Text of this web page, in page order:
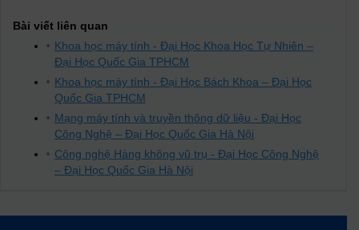
Bài viết liên quan
Khoa học máy tính - Đại Học Khoa Học Tự Nhiên –
Đại Học Quốc Gia TPHCM
Khoa học máy tính - Đại Học Bách Khoa – Đại Học
Quốc Gia TPHCM
Mạng máy tính và truyền thông dữ liệu - Đại Học
Công Nghệ – Đại Học Quốc Gia Hà Nội
Công nghệ Hàng không vũ trụ - Đại Học Công Nghệ
– Đại Học Quốc Gia Hà Nội